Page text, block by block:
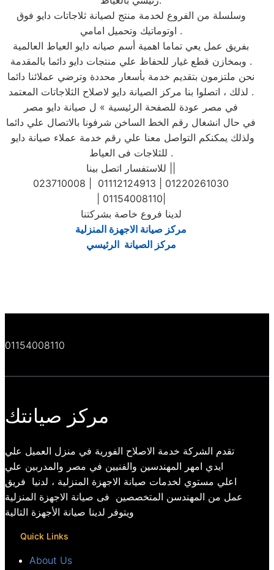
وسلسلة من الفروع لخدمة منتج لصيانة ثلاجاتات دايو فوق
اوتوماتيك وتحميل امامي .
بفريق عمل يعي تماما اهمية أسم صيانه دايو العياط العالمية
وبمخازن قطع غيار للحفاظ علي منتجات دايو دائما بالمقدمة .
نحن ملتزمون بتقديم خدمة بأسعار محددة وترضي عملائنا دائما
. لذلك ، اتصلوا بنا مركز الصيانة دايو لاصلاح الثلاجاتات المعتمد
في مصر عودة للصفحة الرئيسية » ل صيانة دايو مصر
في حال انشغال رقم الخط الساخن شرفونا بالاتصال علي دائما
ولذلك يمكنكم التواصل معنا علي رقم خدمة عملاء صيانة دايو
للثلاجات فى العياط .
023710008 | 01112124913 | 01220261030
| 01154008110|
لدينا فروع خاصة بشركتنا
مركز صيانة الاجهزة المنزلية
مركز الصيانة الرئيسي
01154008110
مركز صيانتك
تقدم الشركة خدمة الاصلاح الفورية في منزل العميل علي
ايدي امهر المهندسين والفنيين في مصر والمدربين علي
اعلي مستوي لخدمات صيانة الاجهزة المنزلية ، لدنيا فريق
عمل من المهندسن المتخصصين فى صيانة الاجهزة المنزلية
ويتوفر لدينا صيانة الأجهزة التالية
Quick Links
About Us